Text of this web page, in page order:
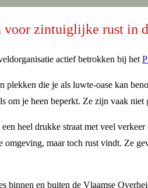
voor zintuiglijke rust in
actief betrokken bij het
plekken die je als luwte-oase kan
om je heen beperkt. Ze zijn vaak
heel drukke straat met veel
omgeving, maar toch rust vindt. Ze
binnen en buiten de Vlaamse